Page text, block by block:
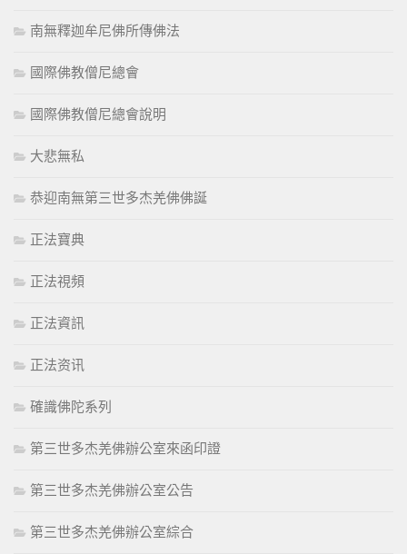
南無釋迦牟尼佛所傳佛法
國際佛教僧尼總會
國際佛教僧尼總會說明
大悲無私
恭迎南無第三世多杰羌佛佛誕
正法寶典
正法視頻
正法資訊
正法资讯
確識佛陀系列
第三世多杰羌佛辦公室來函印證
第三世多杰羌佛辦公室公告
第三世多杰羌佛辦公室綜合